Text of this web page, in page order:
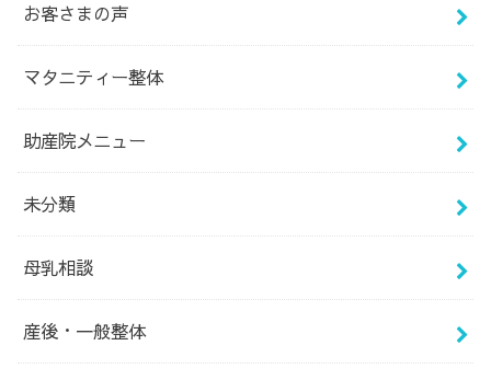
お客さまの声
マタニティー整体
助産院メニュー
未分類
母乳相談
産後・一般整体